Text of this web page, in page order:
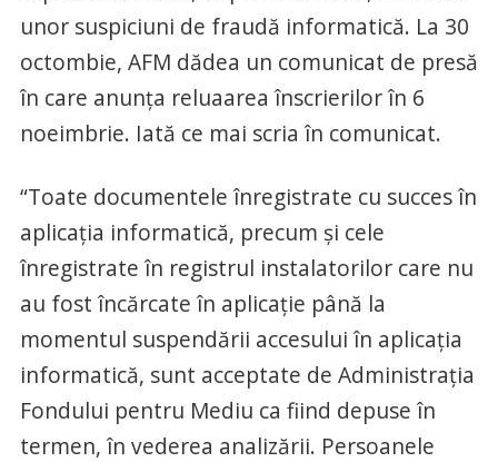
unor suspiciuni de fraudă informatică. La 30
octombie, AFM dădea un comunicat de presă
în care anunța reluaarea înscrierilor în 6
noeimbrie. Iată ce mai scria în comunicat.
“Toate documentele înregistrate cu succes în
aplicația informatică, precum și cele
înregistrate în registrul instalatorilor care nu
au fost încărcate în aplicație până la
momentul suspendării accesului în aplicația
informatică, sunt acceptate de Administrația
Fondului pentru Mediu ca fiind depuse în
termen, în vederea analizării. Persoanele